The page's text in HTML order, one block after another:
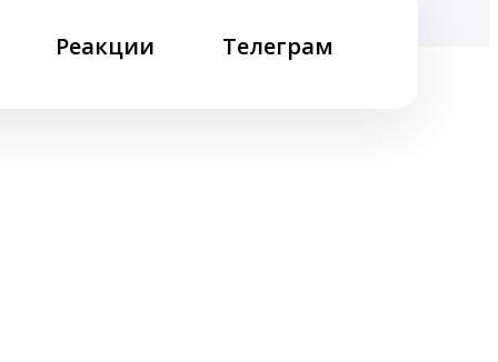
Реакции Телеграм